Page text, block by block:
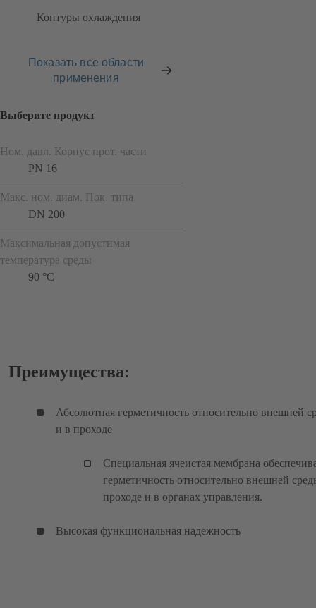
Контуры охлаждения
Показать все области
применения
Выберите продукт
Ном. давл. Корпус прот. части
PN 16
Макс. ном. диам. Пок. типа
DN 200
Максимальная допустимая
температура среды
90 °C
Преимущества:
Абсолютная герметичность относительно внешней
и в проходе
Специальная ячеистая мембрана
герметичность относительно внешней
проходе и в органах управления.
Высокая функциональная надежность